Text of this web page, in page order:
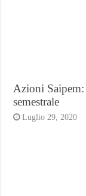
Azioni
semestrale
Luglio 29, 2020